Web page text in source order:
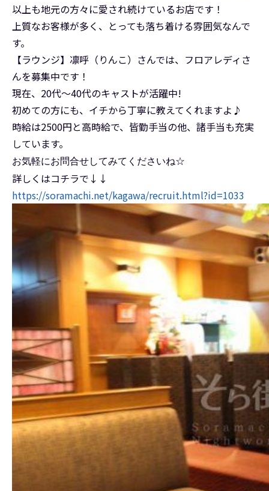
以上も地元の方々に愛され続けているお店です！
上質なお客様が多く、とっても落ち着ける雰囲気なんで
す。
【ラウンジ】凛呼（りんこ）さんでは、フロアレディさ
んを募集中です！
現在、20代～40代のキャストが活躍中!
初めての方にも、イチから丁寧に教えてくれますよ♪
時給は2500円と高時給で、皆勤手当の他、諸手当も充実
しています。
お気軽にお問合せしてみてくださいね☆
詳しくはコチラで↓↓
https://soramachi.net/kagawa/recruit.html?id=1033